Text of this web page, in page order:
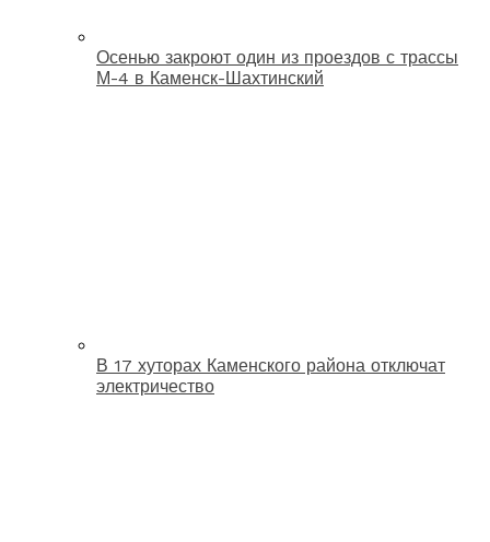
Осенью закроют один из проездов с трассы
М-4 в Каменск-Шахтинский
В 17 хуторах Каменского района отключат
электричество